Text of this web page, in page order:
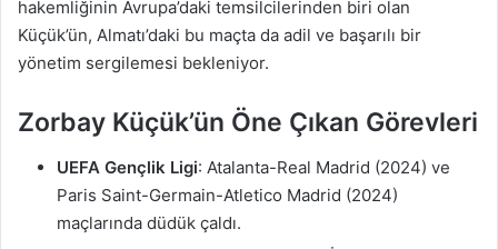
hakemliğinin Avrupa’daki temsilcilerinden biri olan
Küçük’ün, Almatı’daki bu maçta da adil ve başarılı bir
yönetim sergilemesi bekleniyor.
Zorbay Küçük’ün Öne Çıkan Görevleri
UEFA Gençlik Ligi: Atalanta-Real Madrid (2024) ve
Paris Saint-Germain-Atletico Madrid (2024)
maçlarında düdük çaldı.